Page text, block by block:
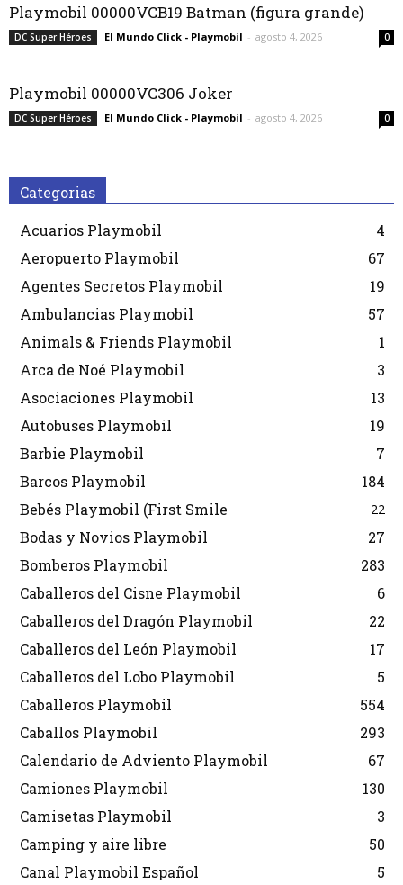
Playmobil 00000VCB19 Batman (figura grande)
DC Super Héroes El Mundo Click - Playmobil - agosto 4, 2026 0
Playmobil 00000VC306 Joker
DC Super Héroes El Mundo Click - Playmobil - agosto 4, 2026 0
Categorias
Acuarios Playmobil
4
Aeropuerto Playmobil
67
Agentes Secretos Playmobil
19
Ambulancias Playmobil
57
Animals & Friends Playmobil
1
Arca de Noé Playmobil
3
Asociaciones Playmobil
13
Autobuses Playmobil
19
Barbie Playmobil
7
Barcos Playmobil
184
Bebés Playmobil (First Smile
22
Bodas y Novios Playmobil
27
Bomberos Playmobil
283
Caballeros del Cisne Playmobil
6
Caballeros del Dragón Playmobil
22
Caballeros del León Playmobil
17
Caballeros del Lobo Playmobil
5
Caballeros Playmobil
554
Caballos Playmobil
293
Calendario de Adviento Playmobil
67
Camiones Playmobil
130
Camisetas Playmobil
3
Camping y aire libre
50
Canal Playmobil Español
5